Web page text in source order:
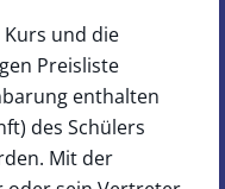
und die
Preisliste
enthalten
des Schülers
Mit der